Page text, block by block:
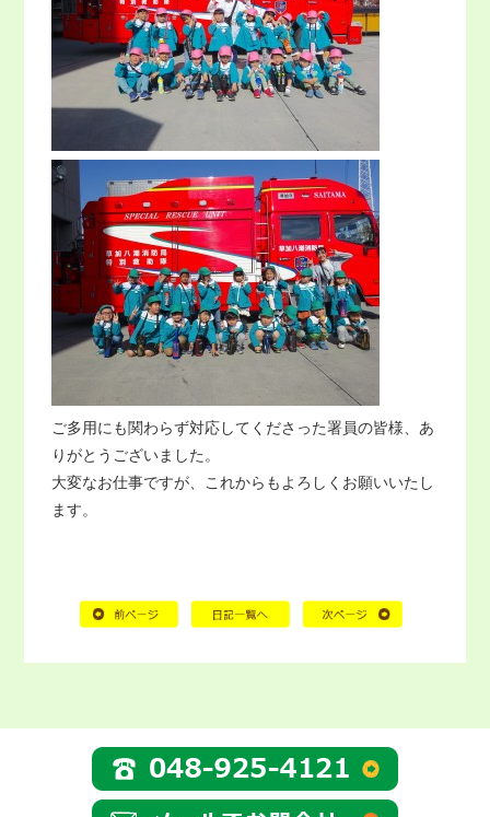
ご多用にも関わらず対応してくださった署員の皆様、あ
りがとうございました。
大変なお仕事ですが、これからもよろしくお願いいたし
ます。